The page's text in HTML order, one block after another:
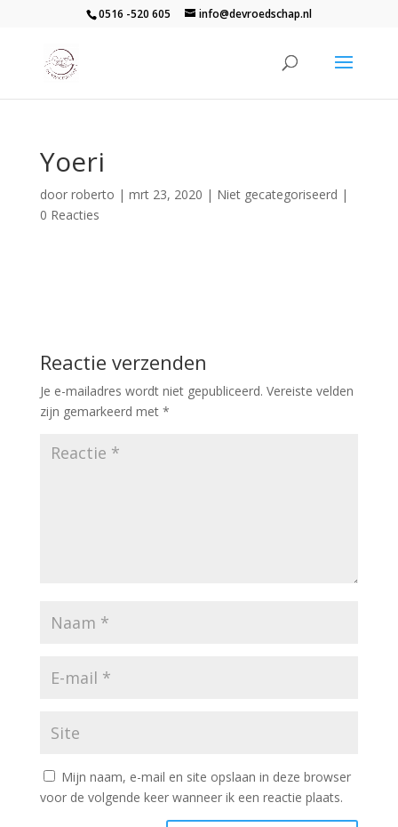
0516 -520 605 info@devroedschap.nl
Yoeri
door roberto | mrt 23, 2020 | Niet gecategoriseerd |
0 Reacties
Reactie verzenden
Je e-mailadres wordt niet gepubliceerd. Vereiste velden
zijn gemarkeerd met *
Mijn naam, e-mail en site opslaan in deze browser
voor de volgende keer wanneer ik een reactie plaats.